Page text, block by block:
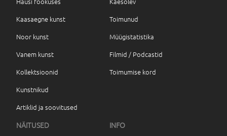
Kaasaegne kunst
Noor kunst
Vanem kunst
Kollektsioonid
Kunstnikud
Artiklid ja soovitused
Toimunud
Müügistatistika
Filmid / Podcastid
Toimumise kord
NÄITUSED INFO